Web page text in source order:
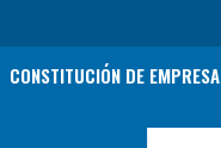
CONSTITUCIÓN DE EMPRESA